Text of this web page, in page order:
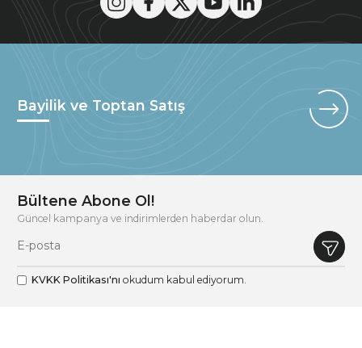
Bayilik ve Toptan Satış
Bültene Abone Ol!
Güncel kampanya ve indirimlerden haberdar olun.
KVKK Politikası'nı okudum kabul ediyorum.